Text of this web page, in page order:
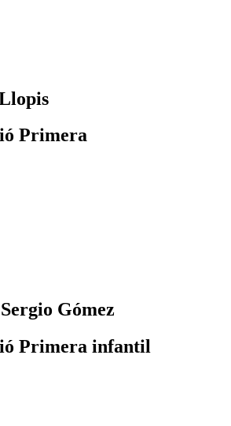
Primera
Gómez
Primera infantil